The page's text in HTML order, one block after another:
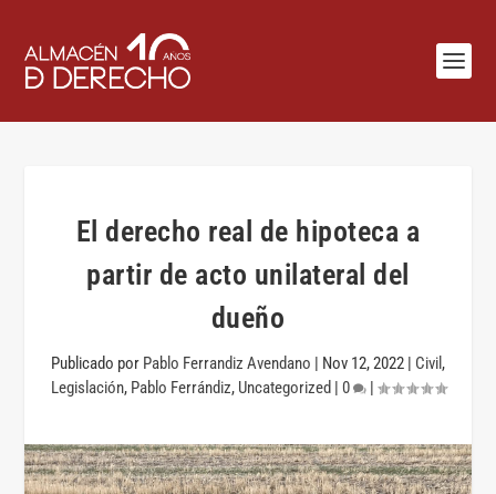
El derecho real de hipoteca a
partir de acto unilateral del
dueño
Publicado por Pablo Ferrandiz Avendano | Nov 12, 2022 | Civil ,
Legislación, Pablo Ferrándiz, Uncategorized | 0 |